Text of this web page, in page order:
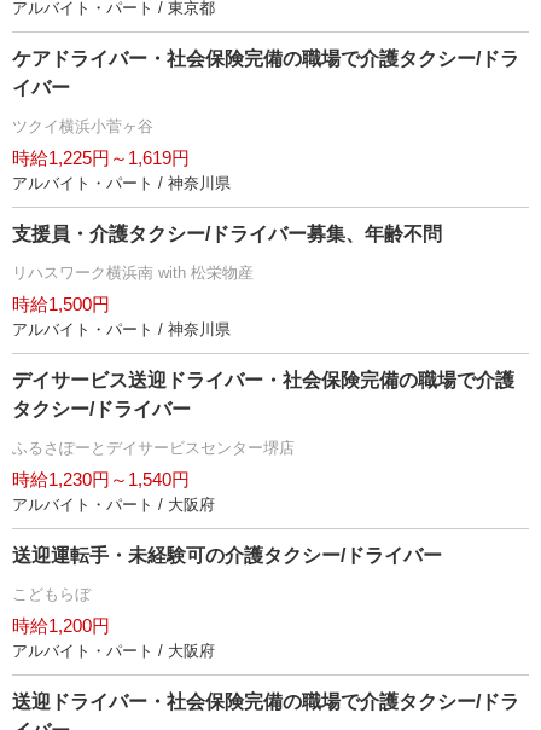
アルバイト・パート / 東京都
ケアドライバー・社会保険完備の職場で介護タクシー/ドラ
イバー
ツクイ横浜小菅ヶ谷
時給1,225円～1,619円
アルバイト・パート / 神奈川県
支援員・介護タクシー/ドライバー募集、年齢不問
リハスワーク横浜南 with 松栄物産
時給1,500円
アルバイト・パート / 神奈川県
デイサービス送迎ドライバー・社会保険完備の職場で介護
タクシー/ドライバー
ふるさぽーとデイサービスセンター堺店
時給1,230円～1,540円
アルバイト・パート / 大阪府
送迎運転手・未経験可の介護タクシー/ドライバー
こどもらぼ
時給1,200円
アルバイト・パート / 大阪府
送迎ドライバー・社会保険完備の職場で介護タクシー/ドラ